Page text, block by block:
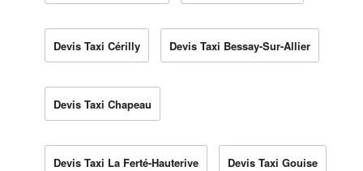
Devis Taxi Cérilly Devis Taxi Bessay-Sur-Allier
Devis Taxi Chapeau
Devis Taxi La Ferté-Hauterive Devis Taxi Gouise